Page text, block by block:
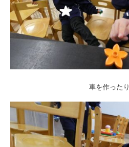
車を作ったり